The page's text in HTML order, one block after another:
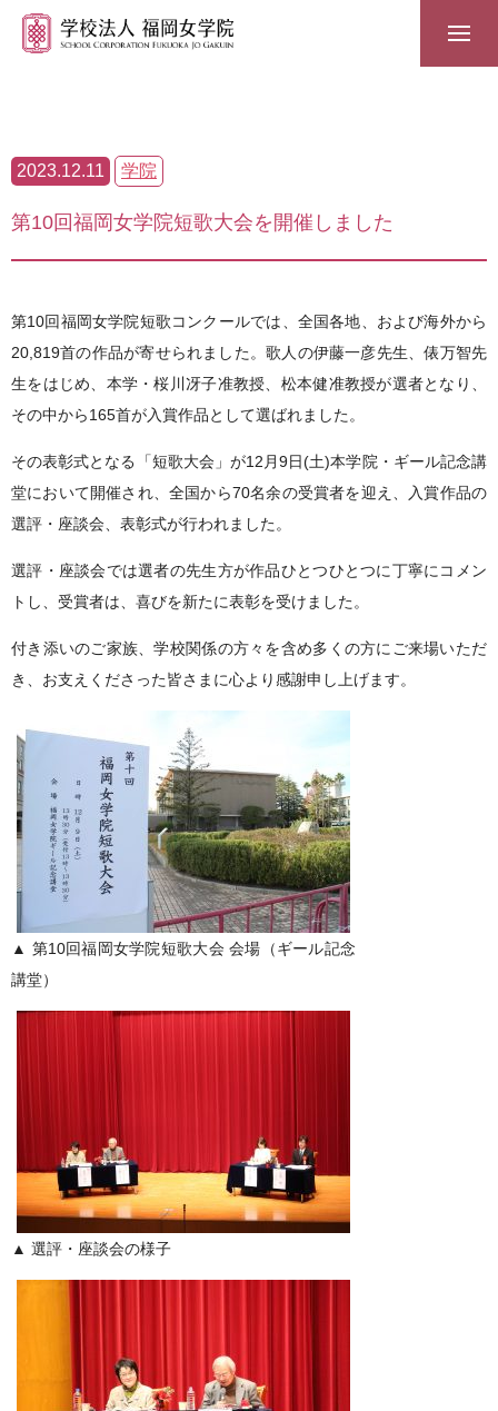
2023.12.11 学院
第10回福岡女学院短歌大会を開催しました
第10回福岡女学院短歌コンクールでは、全国各地、および海外から
20,819首の作品が寄せられました。歌人の伊藤一彦先生、俵万智先
生をはじめ、本学・桜川冴子准教授、松本健准教授が選者となり、
その中から165首が入賞作品として選ばれました。
その表彰式となる「短歌大会」が12月9日(土)本学院・ギール記念講
堂において開催され、全国から70名余の受賞者を迎え、入賞作品の
選評・座談会、表彰式が行われました。
選評・座談会では選者の先生方が作品ひとつひとつに丁寧にコメン
トし、受賞者は、喜びを新たに表彰を受けました。
付き添いのご家族、学校関係の方々を含め多くの方にご来場いただ
き、お支えくださった皆さまに心より感謝申し上げます。
▲ 第10回福岡女学院短歌大会 会場（ギール記念
講堂）
▲ 選評・座談会の様子